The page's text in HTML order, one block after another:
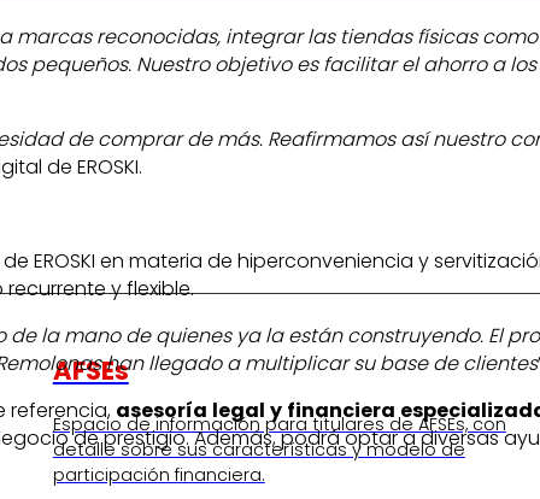
AFSEs
Espacio de información para titulares de AFSEs, con
detalle sobre sus características y modelo de
participación financiera.
reconocidas, integrar las tiendas físicas
Nuestro objetivo es facilitar el ahorro a
de comprar de más. Reafirmamos así nuestro
de EROSKI.
EROSKI en materia de hiperconveniencia y
y flexible.
la mano de quienes ya la están construyendo. El
han llegado a multiplicar su base de clientes
referencia, asesoría legal y financiera
de prestigio. Además, podrá optar a diversas